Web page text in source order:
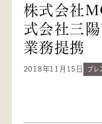
株式会社
式会社三
業務提携
2018年11月15日 プレ